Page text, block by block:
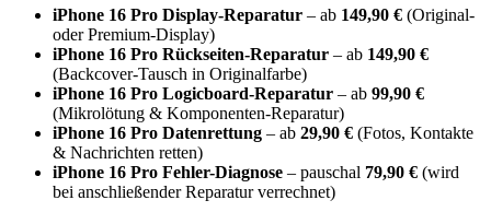
iPhone 16 Pro Display-Reparatur – ab 149,90 € (Original-
oder Premium-Display)
iPhone 16 Pro Rückseiten-Reparatur – ab 149,90 €
(Backcover-Tausch in Originalfarbe)
iPhone 16 Pro Logicboard-Reparatur – ab 99,90 €
(Mikrolötung & Komponenten-Reparatur)
iPhone 16 Pro Datenrettung – ab 29,90 € (Fotos, Kontakte
& Nachrichten retten)
iPhone 16 Pro Fehler-Diagnose – pauschal 79,90 € (wird
bei anschließender Reparatur verrechnet)